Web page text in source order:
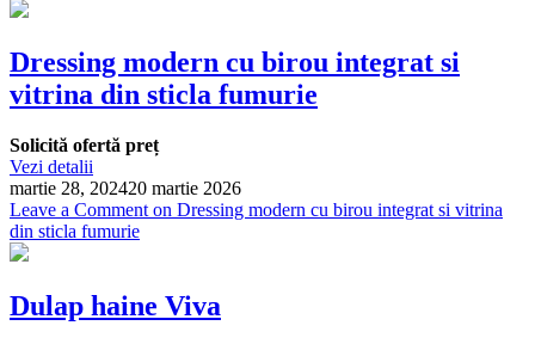
Dressing modern cu birou integrat si
vitrina din sticla fumurie
Solicită ofertă preț
Vezi detalii
martie 28, 202420 martie 2026
Leave a Comment on Dressing modern cu birou integrat si vitrina
din sticla fumurie
Dulap haine Viva